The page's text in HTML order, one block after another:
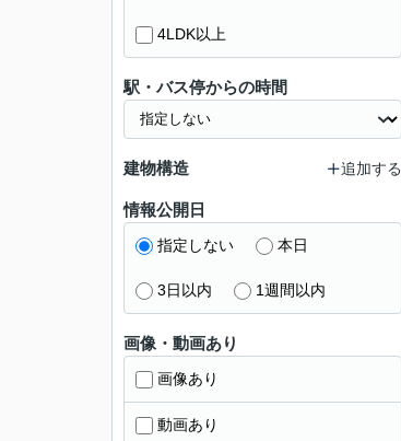
4LDK以上
駅・バス停からの時間
建物構造 追加する
情報公開日
指定しない 本日
3日以内 1週間以内
画像・動画あり
画像あり
動画あり